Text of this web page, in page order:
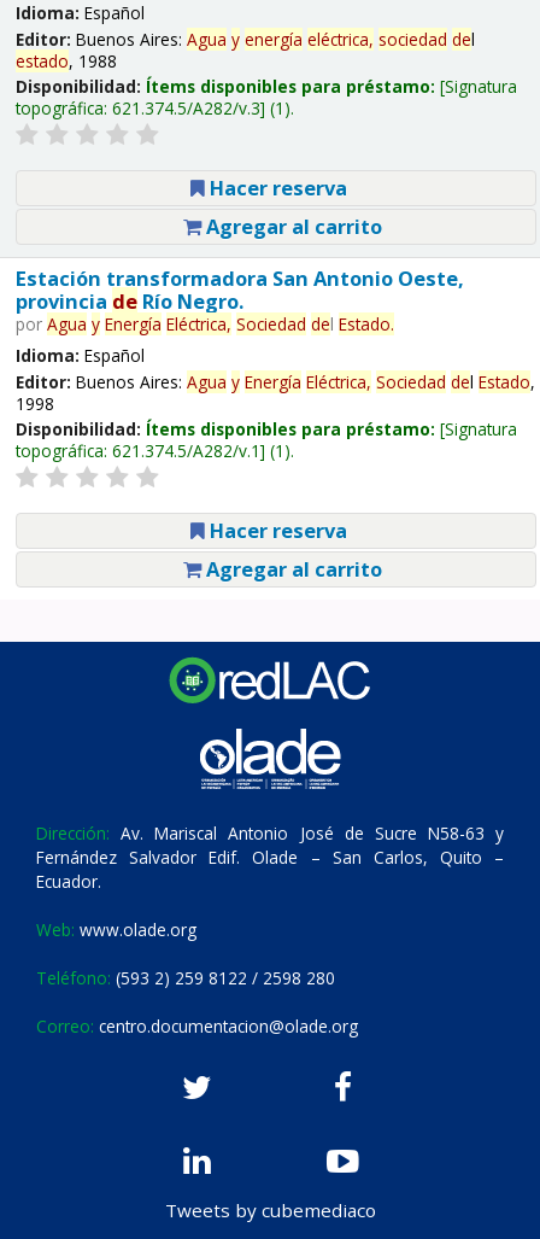
Idioma: Español
Editor: Buenos Aires: Agua y energía eléctrica, sociedad del
estado, 1988
Disponibilidad: Ítems disponibles para préstamo: Signatura
topográfica: 621.374.5/A282/v.3 (1).
Hacer reserva
Agregar al carrito
Estación transformadora San Antonio Oeste,
provincia deRío Negro.
por Agua y Energía Eléctrica, Sociedad del Estado.
Idioma: Español
Editor: Buenos Aires: Agua y Energía Eléctrica, Sociedad del Estado,
1998
Disponibilidad: Ítems disponibles para préstamo: Signatura
topográfica: 621.374.5/A282/v.1 (1).
Hacer reserva
Agregar al carrito
Dirección: Av. Mariscal Antonio José de Sucre N58-63 y
Fernández Salvador Edif. Olade – San Carlos, Quito –
Ecuador.
Web: www.olade.org
Teléfono: (593 2) 259 8122 / 2598 280
Correo: centro.documentacion@olade.org
Tweets by cubemediaco